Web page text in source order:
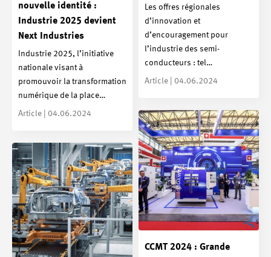
Les offres régionales
d’innovation et
d’encouragement pour
l’industrie des semi-
conducteurs : tel…
Article | 04.06.2024
nouvelle identité :
Industrie 2025 devient
Next Industries
Industrie 2025, l’initiative
nationale visant à
promouvoir la transformation
numérique de la place…
Article | 04.06.2024
CCMT 2024 : Grande